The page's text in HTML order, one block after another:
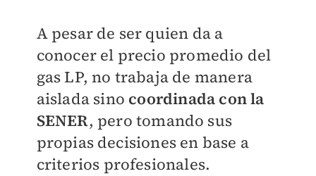
A pesar de ser quien da a
conocer el precio promedio del
gas LP, no trabaja de manera
aislada sino coordinada con la
SENER, pero tomando sus
propias decisiones en base a
criterios profesionales.